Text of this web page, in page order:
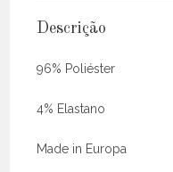
Descrição
96% Poliéster
4% Elastano
Made in Europa